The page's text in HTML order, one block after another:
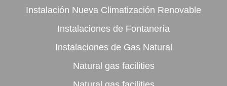
Instalación Nueva Climatización Renovable
Instalaciones de Fontanería
Instalaciones de Gas Natural
Natural gas facilities